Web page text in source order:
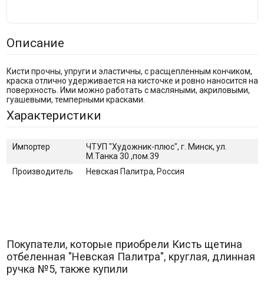
Описание
Кисти прочны, упруги и эластичны, с расщепленным кончиком,
краска отлично удерживается на кисточке и ровно наносится на
поверхность. Ими можно работать с масляными, акриловыми,
гуашевыми, темперными красками.
Характеристики
Импортер
ЧТУП "Художник-плюс", г. Минск, ул.
М.Танка 30 ,пом.39
Производитель
Невская Палитра, Россия
Покупатели, которые приобрели Кисть щетина
отбеленная "Невская Палитра", круглая, длинная
ручка №5, также купили